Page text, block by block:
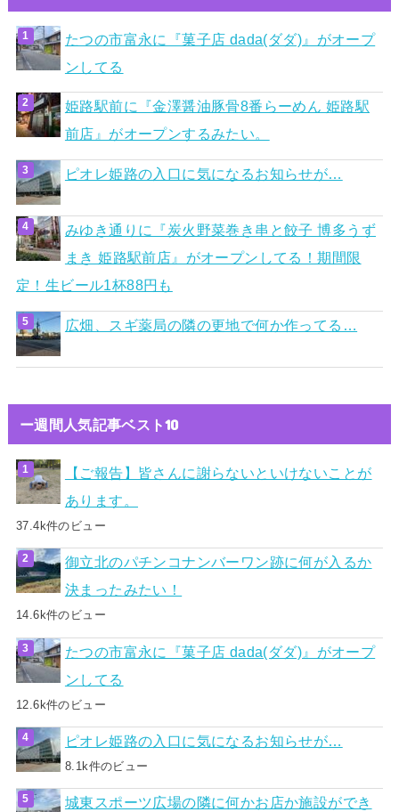
たつの市富永に『菓子店 dada(ダダ)』がオープ
ンしてる
姫路駅前に『金澤醤油豚骨8番らーめん 姫路駅
前店』がオープンするみたい。
ピオレ姫路の入口に気になるお知らせが…
みゆき通りに『炭火野菜巻き串と餃子 博多うず
まき 姫路駅前店』がオープンしてる！期間限
定！生ビール1杯88円も
広畑、スギ薬局の隣の更地で何か作ってる…
ー週間人気記事ベスト10
【ご報告】皆さんに謝らないといけないことが
あります。
37.4k件のビュー
御立北のパチンコナンバーワン跡に何が入るか
決まったみたい！
14.6k件のビュー
たつの市富永に『菓子店 dada(ダダ)』がオープ
ンしてる
12.6k件のビュー
ピオレ姫路の入口に気になるお知らせが…
8.1k件のビュー
城東スポーツ広場の隣に何かお店か施設ができ